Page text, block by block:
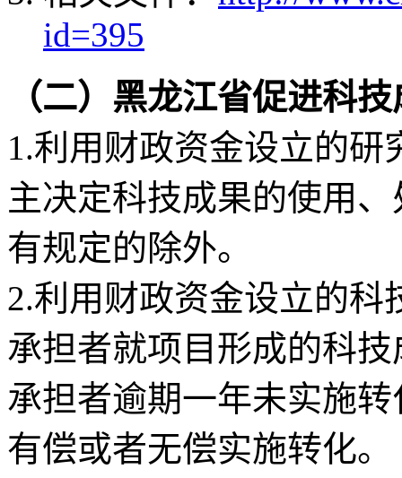
id=395
（二）黑龙江省促进科
1.利用财政资金设立的
主决定科技成果的使用
有规定的除外。
2.利用财政资金设立的
承担者就项目形成的科
承担者逾期一年未实施
有偿或者无偿实施转化。